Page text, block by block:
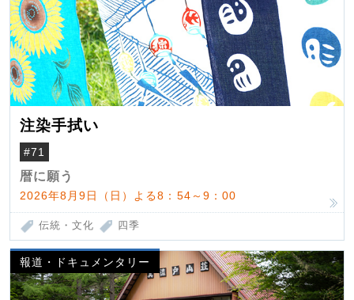
注染手拭い
#71
暦に願う
2026年8月9日（日）よる8：54～9：00
伝統・文化 四季
報道・ドキュメンタリー